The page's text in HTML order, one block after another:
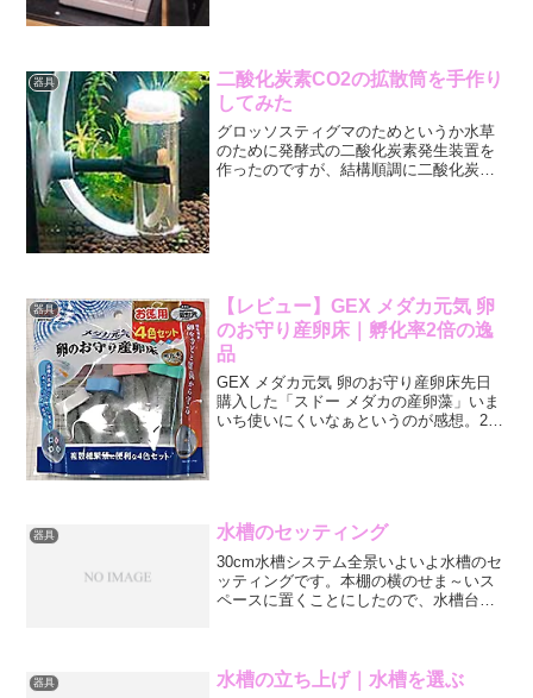
器具
二酸化炭素CO2の拡散筒を手作り
してみた
グロッソスティグマのためというか水草
のために発酵式の二酸化炭素発生装置を
作ったのですが、結構順調に二酸化炭素
器具
【レビュー】GEX メダカ元気 卵
のお守り産卵床｜孵化率2倍の逸
品
GEX メダカ元気 卵のお守り産卵床先日
購入した「スドー メダカの産卵藻」いま
いち使いにくいなぁというのが感想。24
器具 水槽のセッティング
30cm水槽システム全景いよいよ水槽のセ
ッティングです。本棚の横のせま～いス
ペースに置くことにしたので、水槽台は
量は30kg以上...
器具 水槽の立ち上げ｜水槽を選ぶ